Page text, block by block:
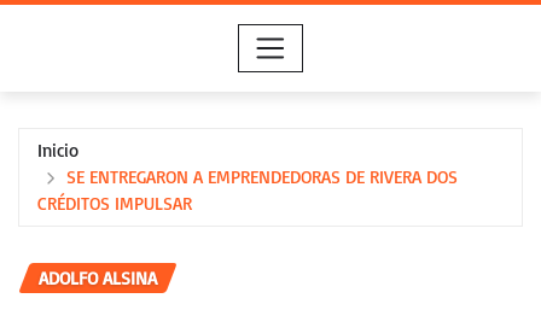
Inicio
SE ENTREGARON A EMPRENDEDORAS DE RIVERA DOS
CRÉDITOS IMPULSAR
ADOLFO ALSINA